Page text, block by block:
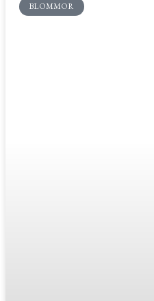
BLOMMOR